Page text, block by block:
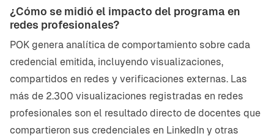
¿Cómo se midió el impacto del programa en
redes profesionales?
POK genera analítica de comportamiento sobre cada
credencial emitida, incluyendo visualizaciones,
compartidos en redes y verificaciones externas. Las
más de 2.300 visualizaciones registradas en redes
profesionales son el resultado directo de docentes que
compartieron sus credenciales en LinkedIn y otras